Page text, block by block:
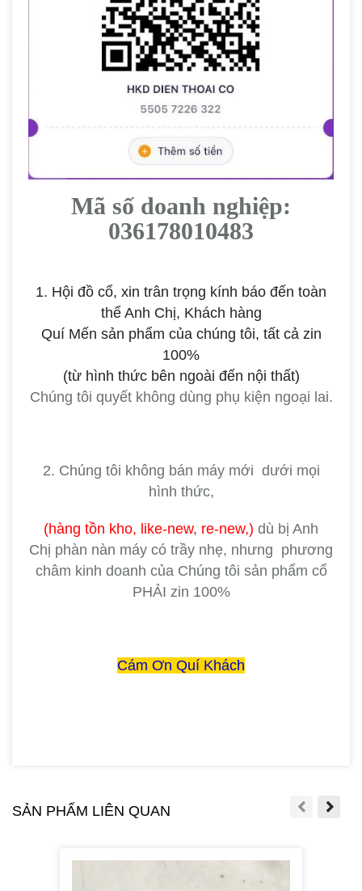
Mã số doanh nghiệp:
036178010483
1. Hội đồ cổ, xin trân trọng kính báo đến toàn
thể Anh Chị, Khách hàng
Quí Mến sản phẩm của chúng tôi, tất cả zin
100%
(từ hình thức bên ngoài đến nội thất)
Chúng tôi quyết không dùng phụ kiện ngoại lai.
2. Chúng tôi không bán máy mới dưới mọi
hình thức,
(hàng tồn kho, like-new, re-new,) dù bị Anh
Chị phàn nàn máy có trầy nhẹ, nhưng phương
châm kinh doanh của Chúng tôi sản phẩm cổ
PHẢI zin 100%
Cám Ơn Quí Khách
SẢN PHẨM LIÊN QUAN